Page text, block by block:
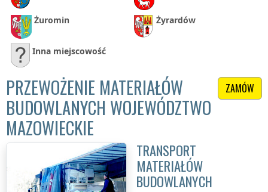
Żuromin Żyrardów
Inna miejscowość
ZAMÓW
PRZEWOŻENIE MATERIAŁÓW
BUDOWLANYCH WOJEWÓDZTWO
MAZOWIECKIE
TRANSPORT
MATERIAŁÓW
BUDOWLANYCH